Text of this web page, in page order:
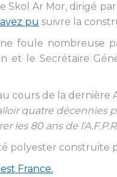
Skol Ar Mor, dirigé
pu suivre la
foule nombreuse
et le Secrétaire
cours de la dernière
quatre
les 80 ans de
polyester construite
France.